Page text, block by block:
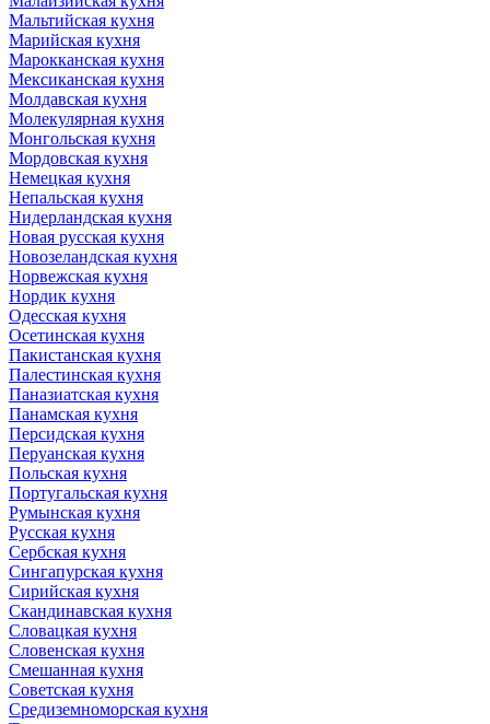
Мальтийская кухня
Марийская кухня
Марокканская кухня
Мексиканская кухня
Молдавская кухня
Молекулярная кухня
Монгольская кухня
Мордовская кухня
Немецкая кухня
Непальская кухня
Нидерландская кухня
Новая русская кухня
Новозеландская кухня
Норвежская кухня
Нордик кухня
Одесская кухня
Осетинская кухня
Пакистанская кухня
Палестинская кухня
Паназиатская кухня
Панамская кухня
Персидская кухня
Перуанская кухня
Польская кухня
Португальская кухня
Румынская кухня
Русская кухня
Сербская кухня
Сингапурская кухня
Сирийская кухня
Скандинавская кухня
Словацкая кухня
Словенская кухня
Смешанная кухня
Советская кухня
Средиземноморская кухня